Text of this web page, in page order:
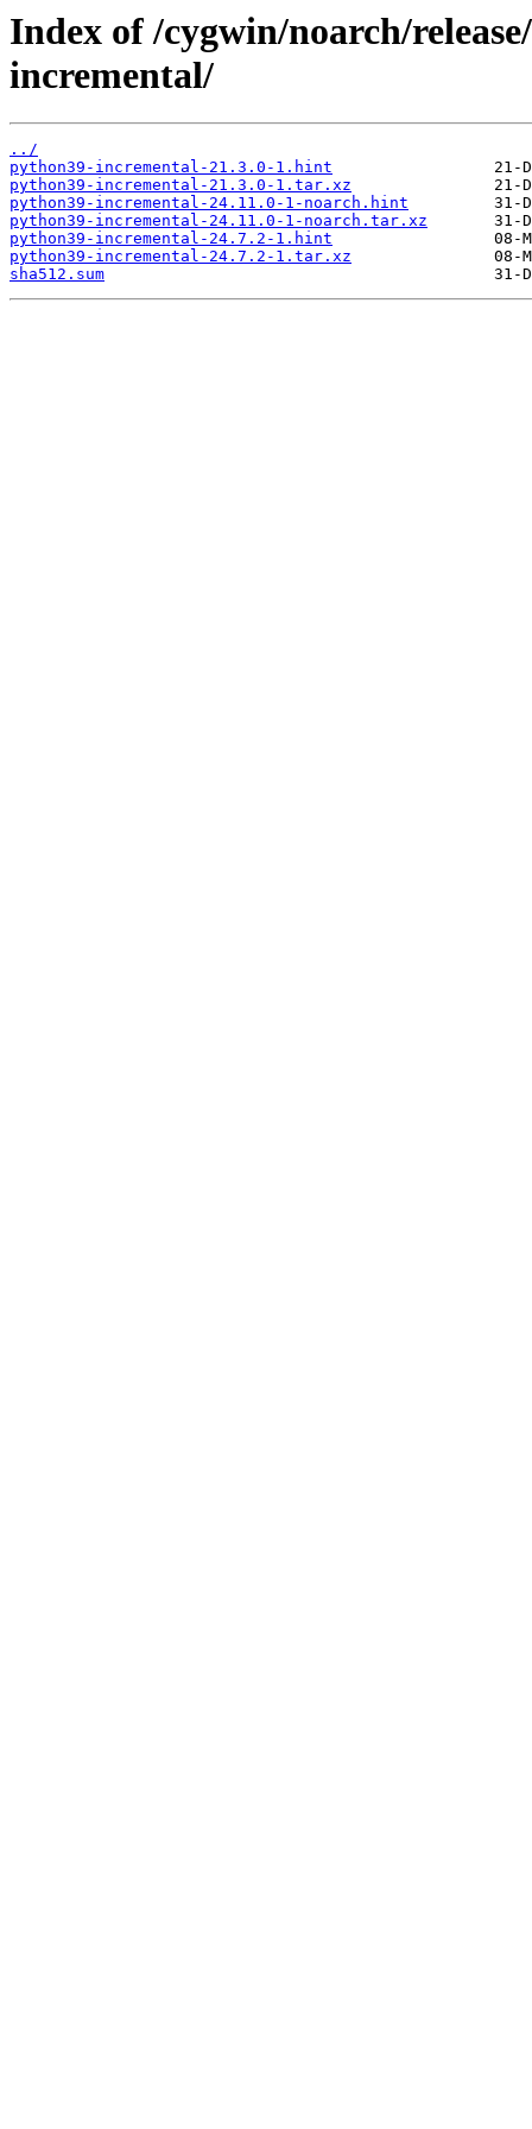
Index of /cygwin/noarch/
incremental/
../
python39-incremental-21.3.0-1.hint
python39-incremental-21.3.0-1.tar.xz
python39-incremental-24.11.0-1-noarch.hint
python39-incremental-24.11.0-1-noarch.tar.xz
python39-incremental-24.7.2-1.hint
python39-incremental-24.7.2-1.tar.xz
sha512.sum